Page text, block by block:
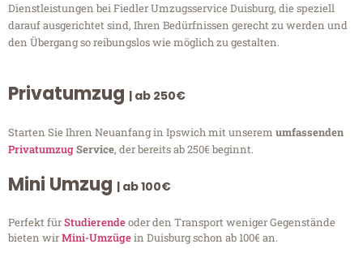
Dienstleistungen bei Fiedler Umzugsservice Duisburg, die speziell
darauf ausgerichtet sind, Ihren Bedürfnissen gerecht zu werden und
den Übergang so reibungslos wie möglich zu gestalten.
Privatumzug | ab 250€
Starten Sie Ihren Neuanfang in Ipswich mit unserem umfassenden
PrivatumzugService, der bereits ab 250€ beginnt.
Mini Umzug | ab 100€
Perfekt fürStudierendeoder den Transport weniger Gegenstände
bieten wirMini-Umzügein Duisburg schon ab 100€ an.